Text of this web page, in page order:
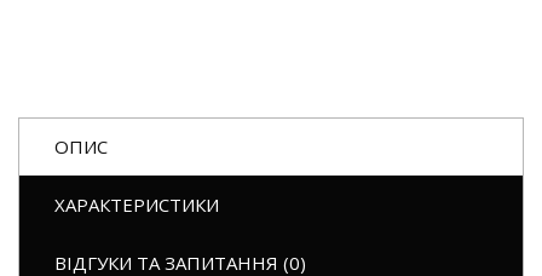
ОПИС
ХАРАКТЕРИСТИКИ
ВІДГУКИ ТА ЗАПИТАННЯ (0)